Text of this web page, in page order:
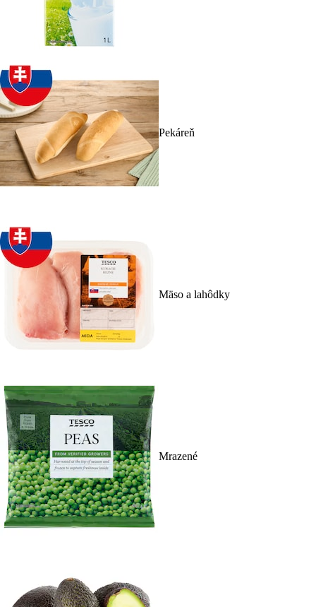
Pekáreň
Mäso a lahôdky
Mrazené